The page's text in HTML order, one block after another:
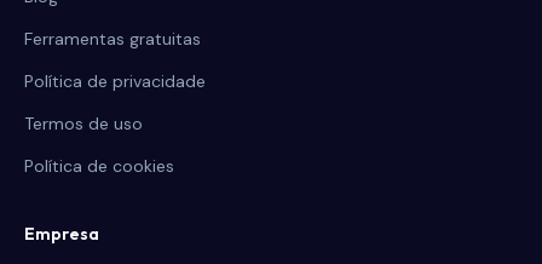
Ferramentas gratuitas
Política de privacidade
Termos de uso
Política de cookies
Empresa